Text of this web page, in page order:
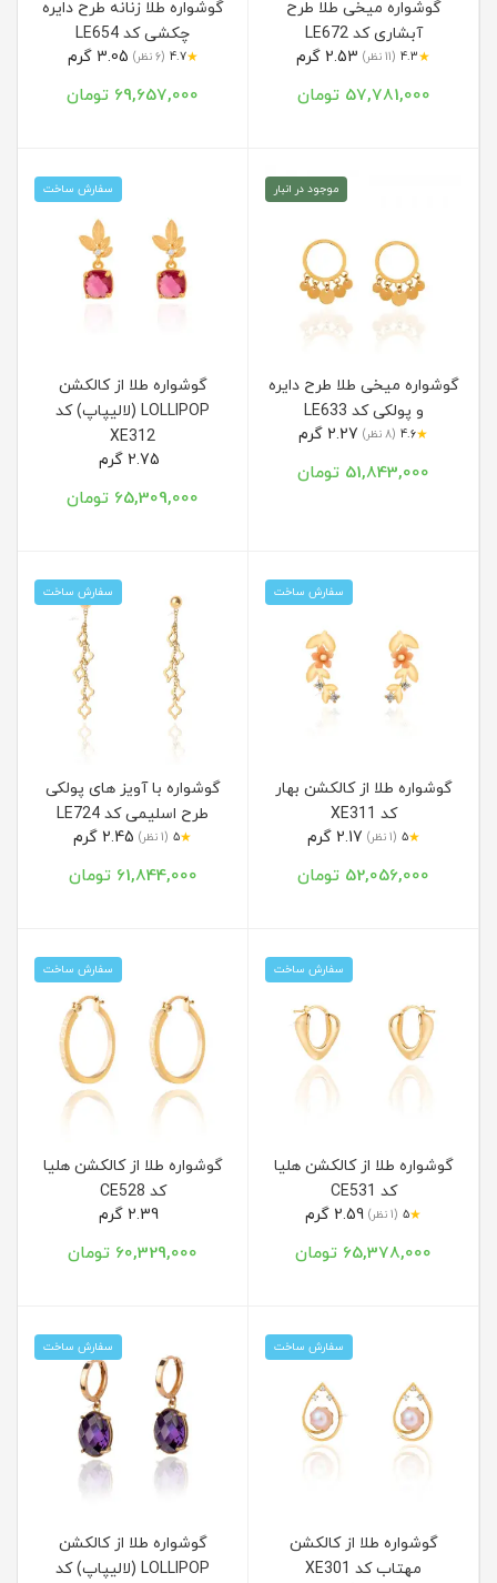
گوشواره میخی طلا طرح
آبشاری کد LE672
★
4.3 (11 نظر)
57,781,000 تومان
گوشواره طلا زنانه طرح دایره
چکشی کد LE654
★
4.7 (6 نظر)
69,657,000 تومان
موجود در انبار
گوشواره میخی طلا طرح دایره
و پولکی کد LE633
★
4.6 (8 نظر)
51,843,000 تومان
سفارش ساخت
گوشواره طلا از کالکشن
LOLLIPOP (لالیپاپ) کد
XE312
65,309,000 تومان
سفارش ساخت
گوشواره طلا از کالکشن بهار
کد XE311
★
5 (1 نظر)
52,056,000 تومان
سفارش ساخت
گوشواره با آویز های پولکی
طرح اسلیمی کد LE724
★
5 (1 نظر)
61,844,000 تومان
سفارش ساخت
گوشواره طلا از کالکشن هلیا
کد CE531
★
5 (1 نظر)
65,378,000 تومان
سفارش ساخت
گوشواره طلا از کالکشن هلیا
کد CE528
60,329,000 تومان
سفارش ساخت
گوشواره طلا از کالکشن
مهتاب کد XE301
سفارش ساخت
گوشواره طلا از کالکشن
LOLLIPOP (لالیپاپ) کد